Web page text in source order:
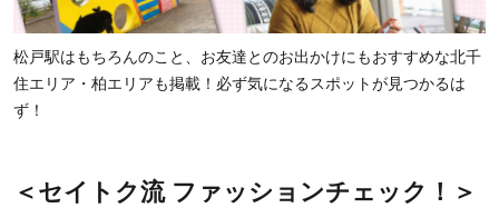
松戸駅はもちろんのこと、お友達とのお出かけにもおすすめな北千
住エリア・柏エリアも掲載！必ず気になるスポットが見つかるは
ず！
＜セイトク流 ファッションチェック！＞